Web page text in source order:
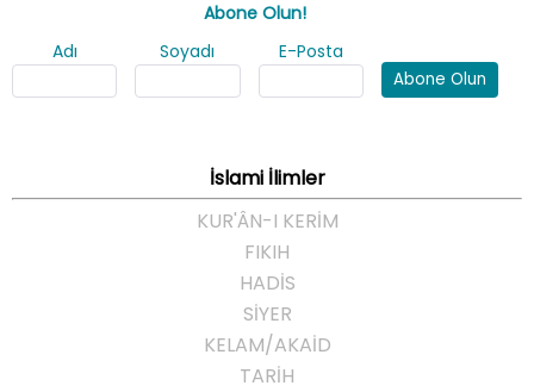
Abone Olun!
Adı
Soyadı E-Posta
Abone Olun
İslami İlimler
KUR'ÂN-I KERİM
FIKIH
HADİS
SİYER
KELAM/AKAİD
TARİH